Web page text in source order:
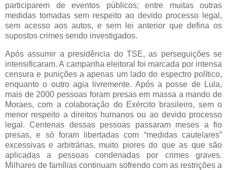
participarem de eventos públicos; entre muitas outras
medidas tomadas sem respeito ao devido processo legal,
sem acesso aos autos, e sem lei anterior que defina os
supostos crimes sendo investigados.
Após assumir a presidência do TSE, as perseguições se
intensificaram. A campanha eleitoral foi marcada por intensa
censura e punições a apenas um lado do espectro político,
enquanto o outro agia livremente. Após a posse de Lula,
mais de 2000 pessoas foram presas em massa a mando de
Moraes, com a colaboração do Exército brasileiro, sem o
menor respeito a direitos humanos ou ao devido processo
legal. Centenas dessas pessoas passaram meses a fio
presas, e só foram libertadas com “medidas cautelares”
excessivas e arbitrárias, muito piores do que as que são
aplicadas a pessoas condenadas por crimes graves.
Milhares de famílias continuam sofrendo com as restrições a